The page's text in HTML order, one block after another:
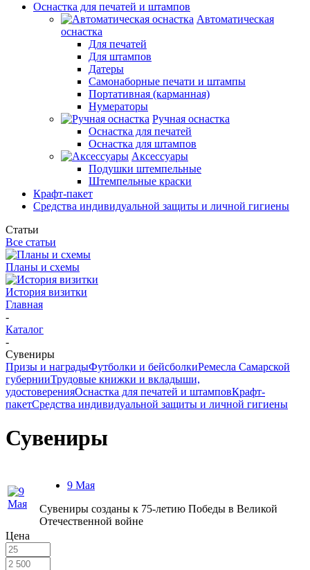
Оснастка для печатей и штампов
Автоматическая
оснастка
Для печатей
Для штампов
Датеры
Самонаборные печати и штампы
Портативная (карманная)
Нумераторы
Ручная оснастка
Оснастка для печатей
Оснастка для штампов
Аксессуары
Подушки штемпельные
Штемпельные краски
Крафт-пакет
Средства индивидуальной защиты и личной гигиены
Статьи
Все статьи
Планы и схемы
История визитки
Главная
-
Каталог
-
Сувениры
Призы и наградыФутболки и бейсболкиРемесла Самарской
губернииТрудовые книжки и вкладыши,
удостоверенияОснастка для печатей и штамповКрафт-
пакетСредства индивидуальной защиты и личной гигиены
Сувениры
9 Мая
Сувениры созданы к 75-летию Победы в Великой
Отечественной войне
Цена